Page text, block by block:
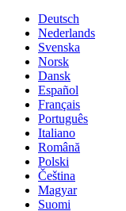
Deutsch
Nederlands
Svenska
Norsk
Dansk
Español
Français
Português
Italiano
Română
Polski
Čeština
Magyar
Suomi